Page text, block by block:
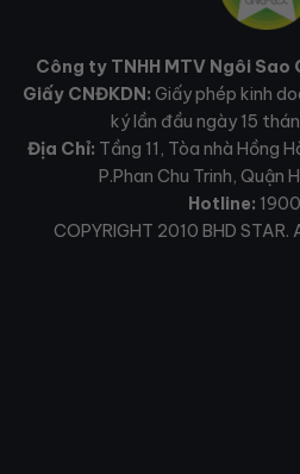
Công ty TNHH MTV Ngôi Sao
Giấy CNĐKDN: Giấy phép kinh
ký lần đầu ngày 15
Địa Chỉ: Tầng 11, Tòa nhà Hồng
P.Phan Chu Trinh, Quận
Hotline:
COPYRIGHT 2010 BHD STAR.